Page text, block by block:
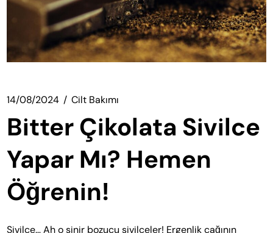
14/08/2024 Cilt Bakımı
Bitter Çikolata Sivilce
Yapar Mı? Hemen
Öğrenin!
Sivilce… Ah o sinir bozucu sivilceler! Ergenlik çağının